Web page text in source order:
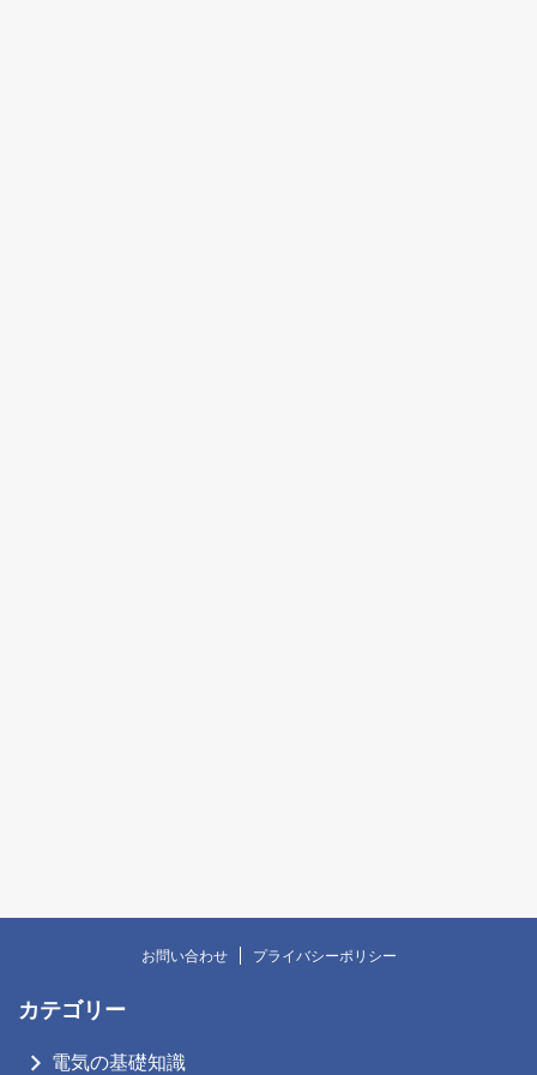
お問い合わせ プライバシーポリシー
カテゴリー
電気の基礎知識